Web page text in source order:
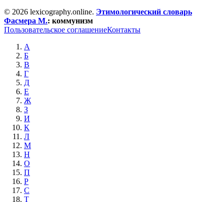
© 2026 lexicography.online. Этимологический словарь
Фасмера М.: коммунизм
Пользовательское соглашениеКонтакты
А
Б
В
Г
Д
Е
Ж
З
И
К
Л
М
Н
О
П
Р
С
Т